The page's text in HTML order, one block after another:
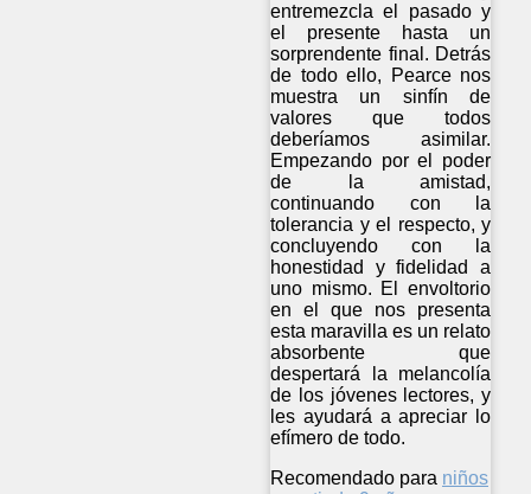
entremezcla el pasado y
el presente hasta un
sorprendente final. Detrás
de todo ello, Pearce nos
muestra un sinfín de
valores que todos
deberíamos asimilar.
Empezando por el poder
de la amistad,
continuando con la
tolerancia y el respecto, y
concluyendo con la
honestidad y fidelidad a
uno mismo. El envoltorio
en el que nos presenta
esta maravilla es un relato
absorbente que
despertará la melancolía
de los jóvenes lectores, y
les ayudará a apreciar lo
efímero de todo.
Recomendado para niños